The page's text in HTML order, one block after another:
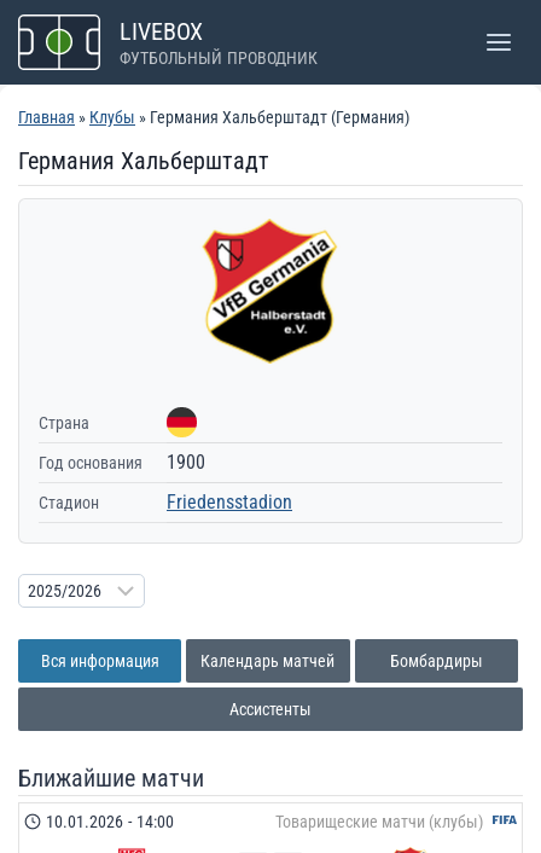
Перейти
содержимому
LIVEBOX
ФУТБОЛЬНЫЙ ПРОВОДНИК
Главная » Клубы » Германия Хальберштадт (Германия)
Германия Хальберштадт
Страна
Год основания 1900
Стадион Friedensstadion
Вся информация Календарь матчей Бомбардиры
Ассистенты
Ближайшие матчи
Товарищеские матчи (клубы)
10.01.2026 - 14:00